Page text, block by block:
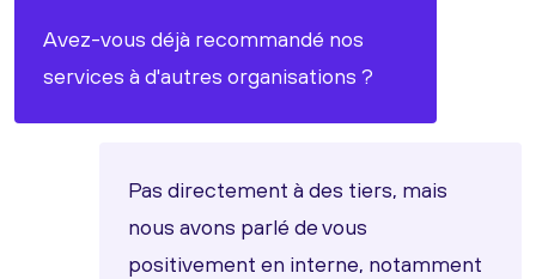
Avez-vous déjà recommandé nos
services à d'autres organisations ?
Pas directement à des tiers, mais
nous avons parlé de vous
positivement en interne, notamment